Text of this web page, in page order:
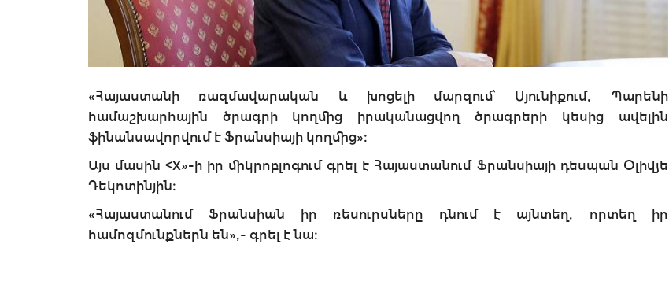
«Հայաստանի ռազմավարական և խոցելի մարզում՝ Սյունիքում, Պարենի
համաշխարհային ծրագրի կողմից իրականացվող ծրագրերի կեսից ավելին
ֆինանսավորվում է Ֆրանսիայի կողմից»։
Այս մասին <X»-ի իր միկրոբլոգում գրել է Հայաստանում Ֆրանսիայի դեսպան Օլիվյե
Դեկոտինյին։
«Հայաստանում Ֆրանսիան իր ռեսուրսները դնում է այնտեղ, որտեղ իր
համոզմունքներն են»,- գրել է նա։